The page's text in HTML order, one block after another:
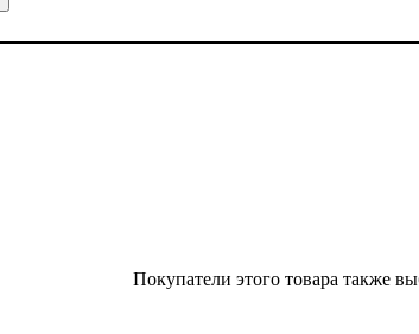
Покупатели этого товара также